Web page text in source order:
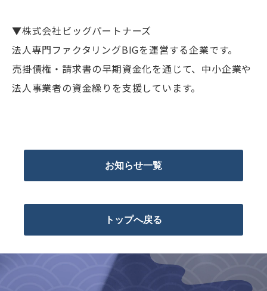
▼株式会社ビッグパートナーズ
法人専門ファクタリングBIGを運営する企業です。
売掛債権・請求書の早期資金化を通じて、中小企業や
法人事業者の資金繰りを支援しています。
お知らせ一覧
トップへ戻る